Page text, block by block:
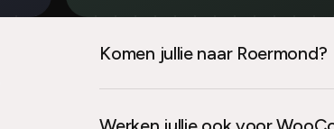
Komen jullie naar Roermond?